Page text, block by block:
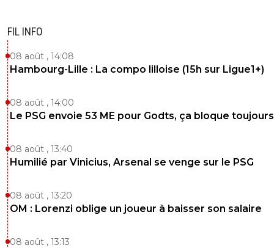
FIL INFO
08 août , 14:08
Hambourg-Lille : La compo lilloise (15h sur Ligue1+)
08 août , 14:00
Le PSG envoie 53 ME pour Godts, ça bloque toujours
08 août , 13:40
Humilié par Vinicius, Arsenal se venge sur le PSG
08 août , 13:20
OM : Lorenzi oblige un joueur à baisser son salaire
08 août , 13:13